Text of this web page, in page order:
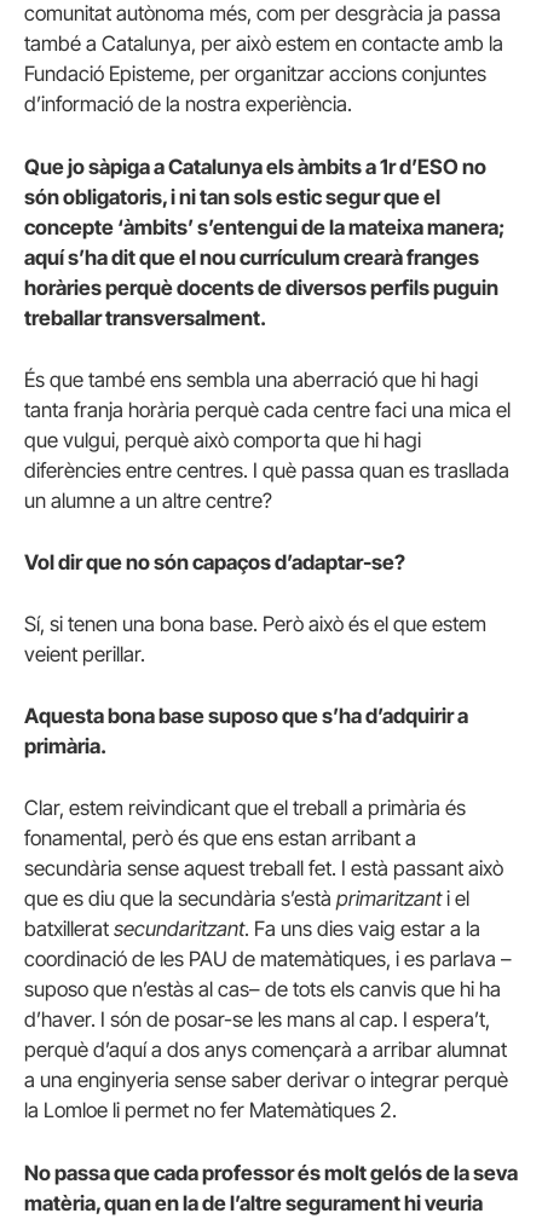
comunitat autònoma més, com per desgràcia ja passa
també a Catalunya, per això estem en contacte amb la
Fundació Episteme, per organitzar accions conjuntes
d’informació de la nostra experiència.
Que jo sàpiga a Catalunya els àmbits a 1r d’ESO no
són obligatoris, i ni tan sols estic segur que el
concepte ‘àmbits’ s’entengui de la mateixa manera;
aquí s’ha dit que el nou currículum crearà franges
horàries perquè docents de diversos perfils puguin
treballar transversalment.
És que també ens sembla una aberració que hi hagi
tanta franja horària perquè cada centre faci una mica el
que vulgui, perquè això comporta que hi hagi
diferències entre centres. I què passa quan es trasllada
un alumne a un altre centre?
Vol dir que no són capaços d’adaptar-se?
Sí, si tenen una bona base. Però això és el que estem
veient perillar.
Aquesta bona base suposo que s’ha d’adquirir a
primària.
Clar, estem reivindicant que el treball a primària és
fonamental, però és que ens estan arribant a
secundària sense aquest treball fet. I està passant això
que es diu que la secundària s’està primaritzanti el
batxillerat secundaritzant. Fa uns dies vaig estar a la
coordinació de les PAU de matemàtiques, i es parlava –
suposo que n’estàs al cas– de tots els canvis que hi ha
d’haver. I són de posar-se les mans al cap. I espera’t,
perquè d’aquí a dos anys començarà a arribar alumnat
a una enginyeria sense saber derivar o integrar perquè
la Lomloe li permet no fer Matemàtiques 2.
No passa que cada professor és molt gelós de la seva
matèria, quan en la de l’altre segurament hi veuria